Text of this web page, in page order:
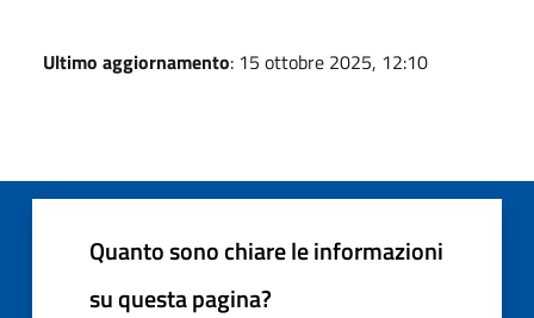
Ultimo aggiornamento: 15 ottobre 2025, 12:10
Quanto sono chiare le informazioni
su questa pagina?